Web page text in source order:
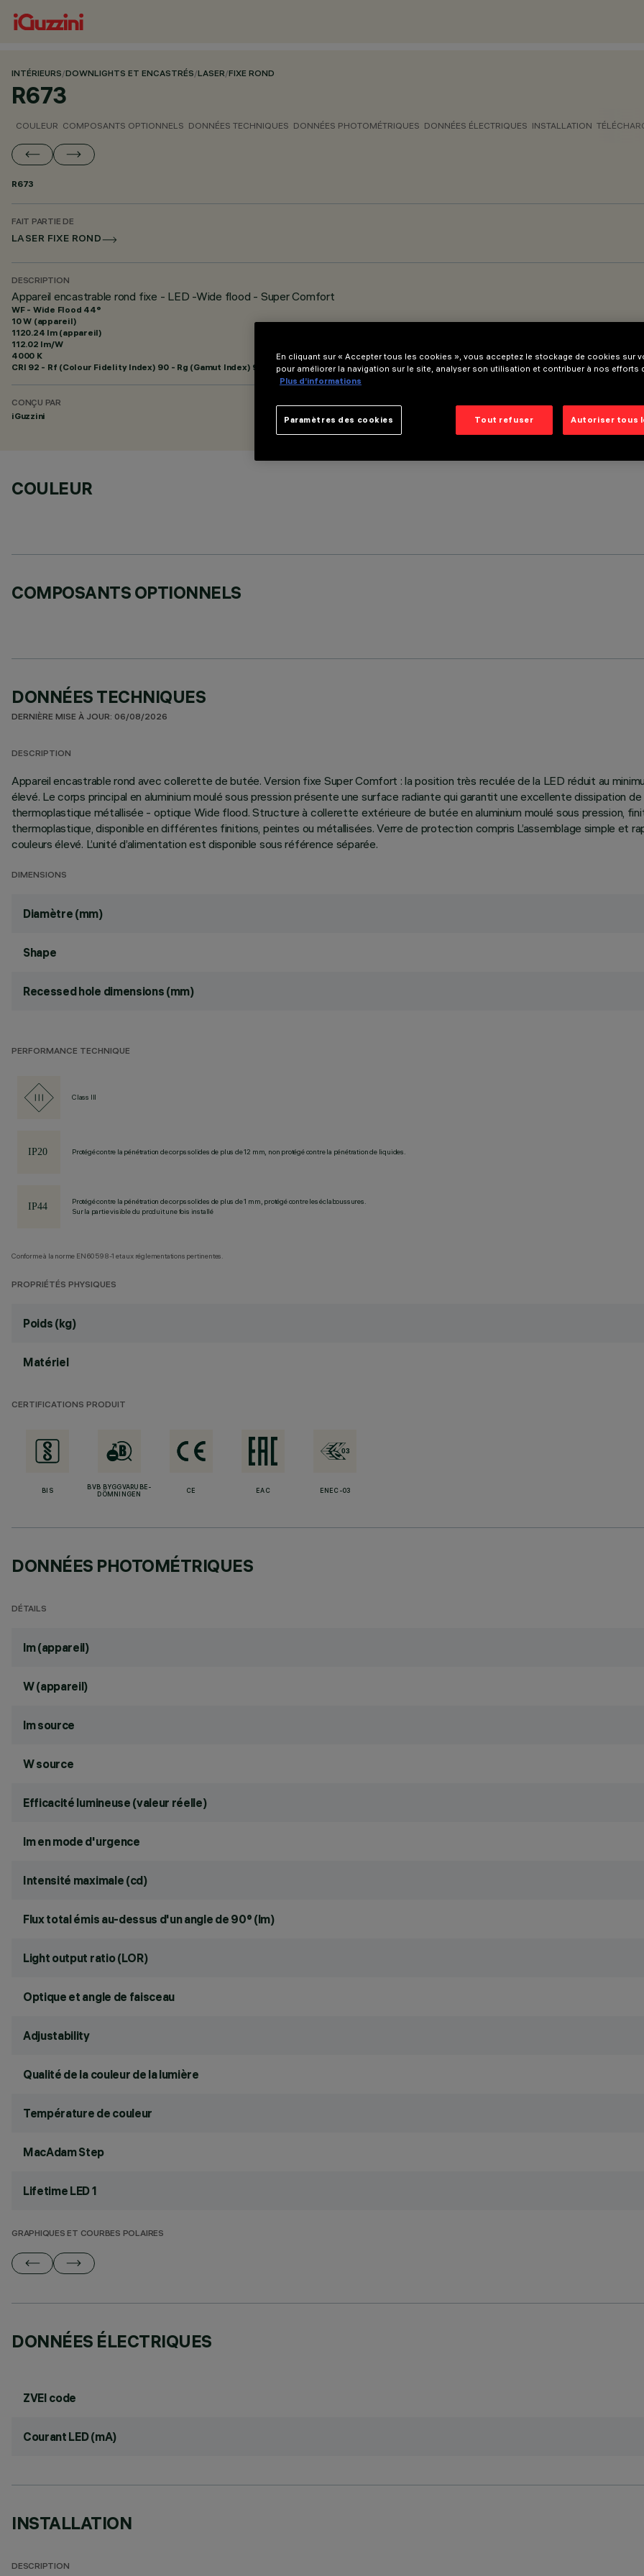
INTÉRIEURS/DOWNLIGHTS ET ENCASTRÉS/LASER/FIXE ROND
R673
COULEUR COMPOSANTS OPTIONNELS DONNÉES TECHNIQUES DONNÉES PHOTOMÉTRIQUES DONNÉES ÉLECTRIQUES INSTALLATION
R673
FAIT PARTIE DE
LASER FIXE ROND
DESCRIPTION
Appareil encastrable rond fixe - LED -Wide flood - Super Comfort
WF - Wide Flood 44°
10 W (appareil)
1120.24 lm (appareil)
112.02 lm/W
4000 K
CRI 92 - Rf (Colour Fidelity Index) 90 - Rg (Gamut Index) 98
CONÇU PAR
iGuzzini
COULEUR
COMPOSANTS OPTIONNELS
DONNÉES TECHNIQUES
DERNIÈRE MISE À JOUR: 06/08/2026
DESCRIPTION
Appareil encastrable rond avec collerette de butée. Version fixe Super Comfort : la position très reculée de la LED réduit au
élevé. Le corps principal en aluminium moulé sous pression présente une surface radiante qui garantit une excellente dissipation
thermoplastique métallisée - optique Wide flood. Structure à collerette extérieure de butée en aluminium moulé sous pression,
thermoplastique, disponible en différentes finitions, peintes ou métallisées. Verre de protection compris L’assemblage simple et
couleurs élevé. L’unité d’alimentation est disponible sous référence séparée.
DIMENSIONS
Diamètre (mm)
Shape
Recessed hole dimensions (mm)
PERFORMANCE TECHNIQUE
Class III
Protégé contre la pénétration de corps solides de plus de 12 mm, non protégé contre la pénétration de liquides.
Protégé contre la pénétration de corps solides de plus de 1 mm, protégé contre les éclaboussures.
Sur la partie visible du produit une fois installé
Conforme à la norme EN60598-1 et aux réglementations pertinentes.
PROPRIÉTÉS PHYSIQUES
Poids (kg)
Matériel
CERTIFICATIONS PRODUIT
BIS
BVB BYGGVARUBE-
DÖMNINGEN
CE EAC ENEC-03
DONNÉES PHOTOMÉTRIQUES
DÉTAILS
lm (appareil)
W (appareil)
lm source
W source
Efficacité lumineuse (valeur réelle)
lm en mode d'urgence
Intensité maximale (cd)
Flux total émis au-dessus d'un angle de 90° (lm)
Light output ratio (LOR)
Optique et angle de faisceau
Adjustability
Qualité de la couleur de la lumière
Température de couleur
MacAdam Step
Lifetime LED 1
GRAPHIQUES ET COURBES POLAIRES
DONNÉES ÉLECTRIQUES
ZVEI code
Courant LED (mA)
INSTALLATION
DESCRIPTION
En cliquant sur « Accepter tous les cookies », vous acceptez le stockage de cookies sur
pour améliorer la navigation sur le site, analyser son utilisation et contribuer à nos efforts
Plus d’informations
Tout refuser Autoriser tous
Paramètres des cookies